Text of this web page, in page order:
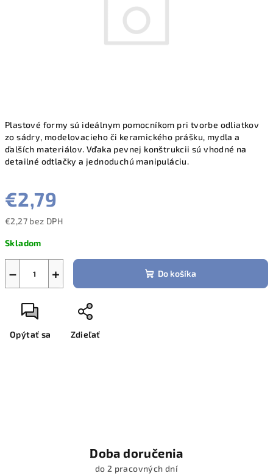
Plastové formy sú ideálnym pomocníkom pri tvorbe odliatkov
zo sádry, modelovacieho či keramického prášku, mydla a
ďalších materiálov. Vďaka pevnej konštrukcii sú vhodné na
detailné odtlačky a jednoduchú manipuláciu.
€2,79
€2,27 bez DPH
cena:
Skladom
+
− Do košíka
Opýtať sa Zdieľať
Doba doručenia
do 2 pracovných dní